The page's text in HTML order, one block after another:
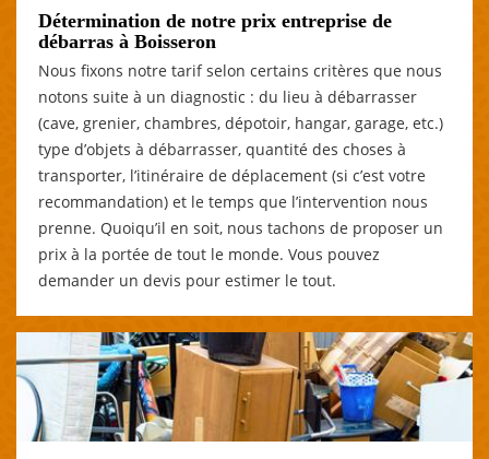
Détermination de notre prix entreprise de
débarras à Boisseron
Nous fixons notre tarif selon certains critères que nous
notons suite à un diagnostic : du lieu à débarrasser
(cave, grenier, chambres, dépotoir, hangar, garage, etc.)
type d’objets à débarrasser, quantité des choses à
transporter, l’itinéraire de déplacement (si c’est votre
recommandation) et le temps que l’intervention nous
prenne. Quoiqu’il en soit, nous tachons de proposer un
prix à la portée de tout le monde. Vous pouvez
demander un devis pour estimer le tout.